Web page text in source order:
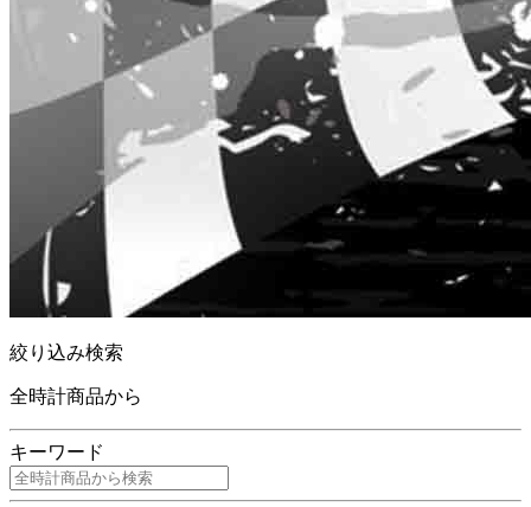
絞り込み検索
全時計商品から
キーワード